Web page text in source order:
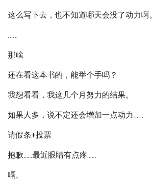
这么写下去，也不知道哪天会没了动力啊。
……
那啥
还在看这本书的，能举个手吗？
我想看看，我这几个月努力的结果。
如果人多，说不定还会增加一点动力……
请假条+投票
抱歉......最近眼睛有点疼......
嗝。